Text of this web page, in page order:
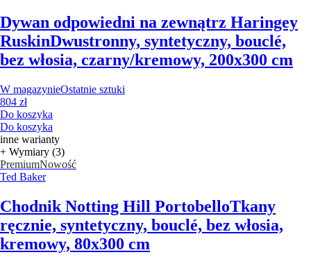
Dywan odpowiedni na zewnątrz Haringey
RuskinDwustronny, syntetyczny, bouclé,
bez włosia, czarny/kremowy, 200x300 cm
W magazynieOstatnie sztuki
804 zł
Do koszyka
Do koszyka
inne warianty
+ Wymiary (3)
PremiumNowość
Ted Baker
Chodnik Notting Hill PortobelloTkany
ręcznie, syntetyczny, bouclé, bez włosia,
kremowy, 80x300 cm